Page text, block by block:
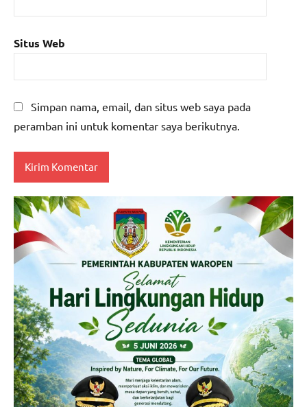
Situs Web
Simpan nama, email, dan situs web saya pada
peramban ini untuk komentar saya berikutnya.